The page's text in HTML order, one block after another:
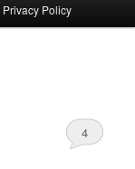
Privacy Policy
4